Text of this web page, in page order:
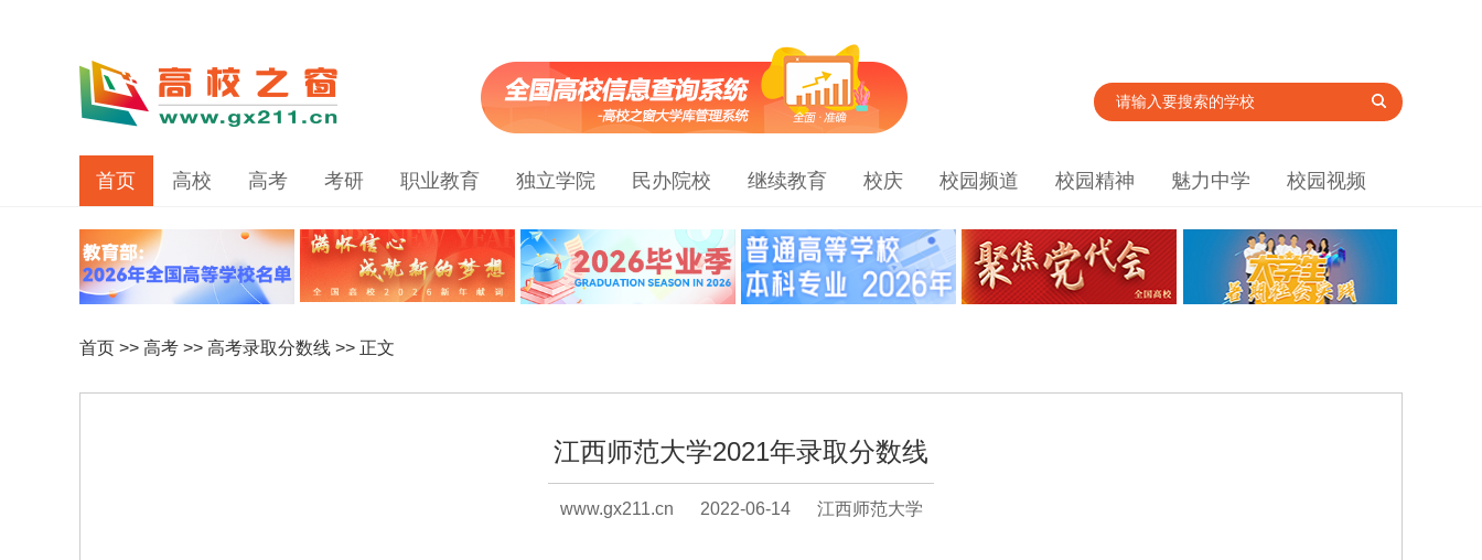
首页 高校 高考 考研 职业教育 独立学院 民办院校 继续教育 校庆 校园频道 校园精神 魅力中学 校园视频
首页 >> 高考 >> 高考录取分数线 >> 正文
江西师范大学2021年录取分数线
www.gx211.cn 2022-06-14 江西师范大学